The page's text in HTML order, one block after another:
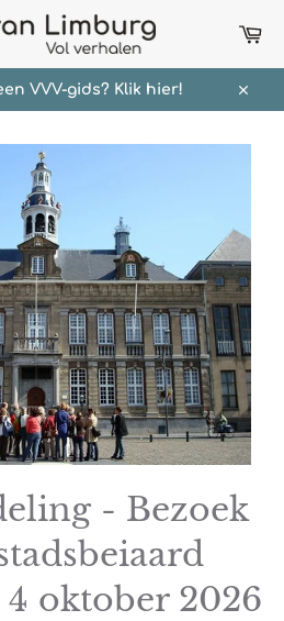
VVV-gids? Klik hier!
- Bezoek
oktober 2026